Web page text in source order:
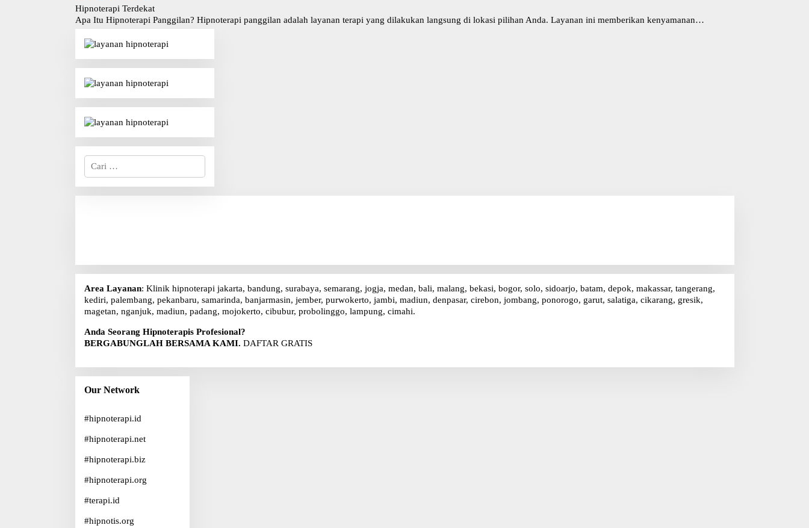
Hipnoterapi Terdekat
Apa Itu Hipnoterapi Panggilan? Hipnoterapi panggilan adalah layanan terapi yang dilakukan langsung di lokasi pilihan Anda. Layanan ini memberikan kenyamanan…
:
Area Layanan: Klinik hipnoterapi jakarta, bandung, surabaya, semarang, jogja, medan, bali, malang, bekasi, bogor, solo, sidoarjo, batam, depok, makassar, tangerang,
kediri, palembang, pekanbaru, samarinda, banjarmasin, jember, purwokerto, jambi, madiun, denpasar, cirebon, jombang, ponorogo, garut, salatiga, cikarang, gresik,
magetan, nganjuk, madiun, padang, mojokerto, cibubur, probolinggo, lampung, cimahi.
Anda Seorang Hipnoterapis Profesional?
BERGABUNGLAH BERSAMA KAMI. DAFTAR GRATIS
Our Network
#hipnoterapi.id
#hipnoterapi.net
#hipnoterapi.biz
#hipnoterapi.org
#terapi.id
#hipnotis.org